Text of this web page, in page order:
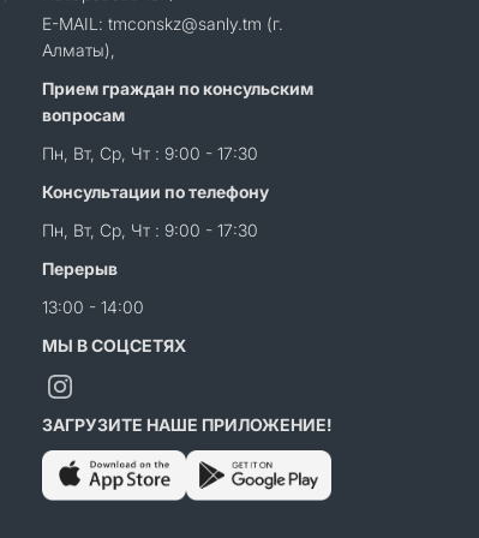
E-MAIL: tmconskz@sanly.tm (г.
Алматы),
Прием граждан по консульским
вопросам
Пн, Вт, Ср, Чт : 9:00 - 17:30
Консультации по телефону
Пн, Вт, Ср, Чт : 9:00 - 17:30
Перерыв
13:00 - 14:00
МЫ В СОЦСЕТЯХ
ЗАГРУЗИТЕ НАШЕ ПРИЛОЖЕНИЕ!